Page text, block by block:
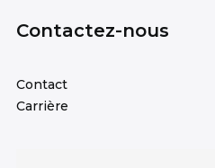
Contactez-nous
Contact
Carrière